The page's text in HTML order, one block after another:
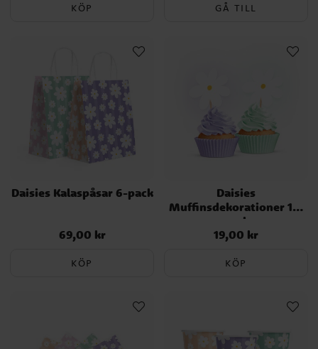
KÖP GÅ TILL
Daisies Kalaspåsar 6-pack
Pris:69,00 kr
69,00 kr
KÖP
Daisies
Muffinsdekorationer 12-
pack
Pris:19,00 kr
19,00 kr
KÖP